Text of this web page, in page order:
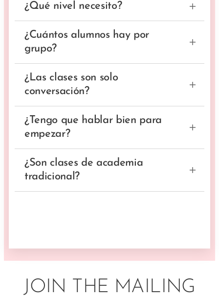
¿Qué nivel necesito?
Cualquier nivel. Evaluamos tu punto de
partida. Sin embargo, las clases son
100% en inglés.
¿Cuántos alumnos hay por
grupo?
Grupos reducidos para garantizar
participación.
¿Las clases son solo
conversación?
Trabajamos todas las habilidades, pero
siempre a través de comunicación.
¿Tengo que hablar bien para
empezar?
No. Precisamente vienes para aprender.
¿Son clases de academia
tradicional?
JOIN THE MAILING